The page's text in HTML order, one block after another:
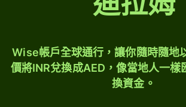
Wise帳戶全球通行，讓你隨時隨地
價將INR兌換成AED，像當地人一樣
換資金。